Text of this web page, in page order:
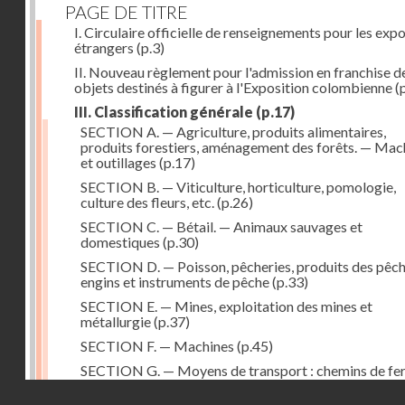
PAGE DE TITRE
I. Circulaire officielle de renseignements pour les
étrangers (p.3)
II. Nouveau règlement pour l'admission en franchise
objets destinés à figurer à l'Exposition colombienne
III. Classification générale (p.17)
SECTION A. — Agriculture, produits alimentaires,
produits forestiers, aménagement des forêts. —
et outillages (p.17)
SECTION B. — Viticulture, horticulture, pomologie,
culture des fleurs, etc. (p.26)
SECTION C. — Bétail. — Animaux sauvages et
domestiques (p.30)
SECTION D. — Poisson, pêcheries, produits des
engins et instruments de pêche(p.33)
SECTION E. — Mines, exploitation des mines et
métallurgie(p.37)
SECTION F. — Machines (p.45)
SECTION G. — Moyens de transport : chemins de
navires, véhicules divers(p.52)